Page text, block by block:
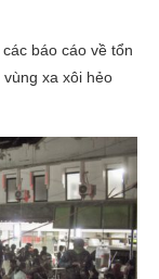
báo cáo về tổn
xa xôi hẻo